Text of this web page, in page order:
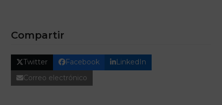
Compartir
Twitter Facebook
LinkedIn
Correo electrónico